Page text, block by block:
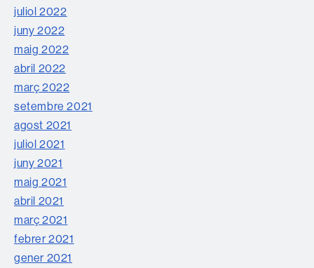
juliol 2022
juny 2022
maig 2022
abril 2022
març 2022
setembre 2021
agost 2021
juliol 2021
juny 2021
maig 2021
abril 2021
març 2021
febrer 2021
gener 2021